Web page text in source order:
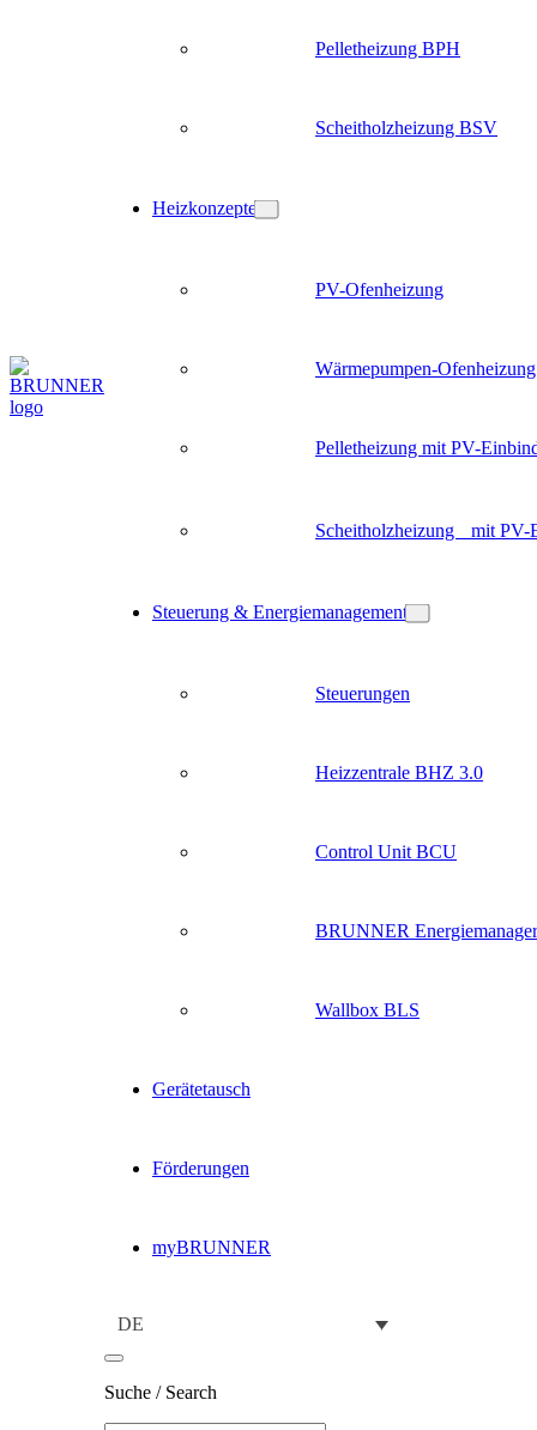
Pelletheizung BPH
Scheitholzheizung BSV
Heizkonzepte
PV-Ofenheizung
Wärmepumpen-Ofenheizung
Pelletheizung mit PV-
Scheitholzheizung mit PV-
Steuerung & Energiemanagement
Steuerungen
Heizzentrale BHZ 3.0
Control Unit BCU
BRUNNER Energiemanager
Wallbox BLS
Gerätetausch
Förderungen
myBRUNNER
DE
Suche / Search